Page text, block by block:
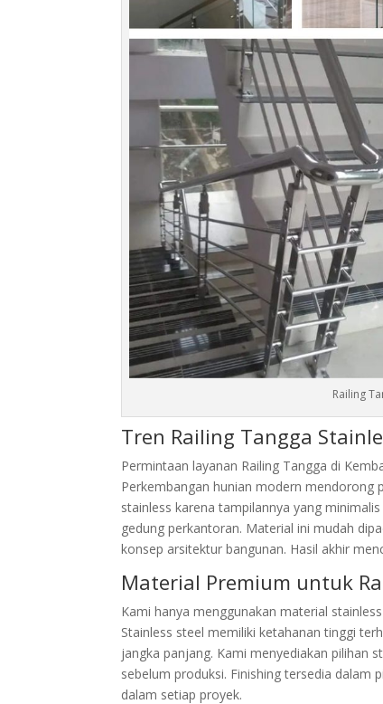
Railing
Tren Railing Tangga
Permintaan layanan Railing Tangga di
Perkembangan hunian modern mendorong
stainless karena tampilannya yang
gedung perkantoran. Material ini mudah
konsep arsitektur bangunan. Hasil akhir
Material Premium untuk
Kami hanya menggunakan material
Stainless steel memiliki ketahanan tinggi
jangka panjang. Kami menyediakan pilihan
sebelum produksi. Finishing tersedia dalam
dalam setiap proyek.